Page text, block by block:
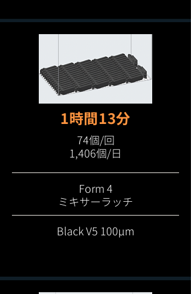
1時間13分
74個/回
1,406個/日
Form 4
ミキサーラッチ
Black V5 100μm